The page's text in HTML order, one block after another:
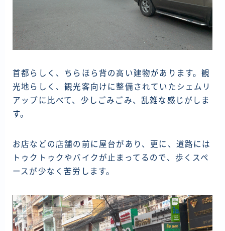
首都らしく、ちらほら背の高い建物があります。観
光地らしく、観光客向けに整備されていたシェムリ
アップに比べて、少しごみごみ、乱雑な感じがしま
す。
お店などの店舗の前に屋台があり、更に、道路には
トゥクトゥクやバイクが止まってるので、歩くスペ
ースが少なく苦労します。